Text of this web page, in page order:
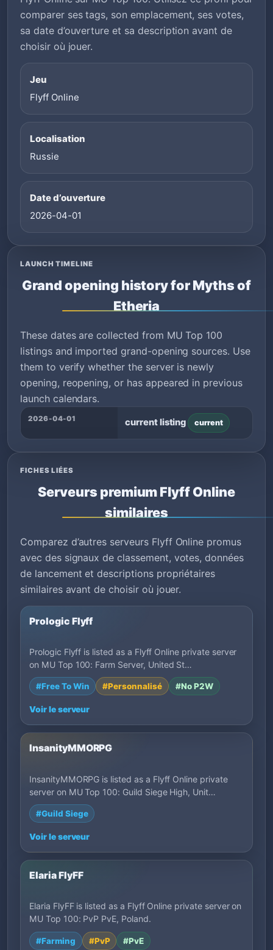
comparer ses tags, son emplacement, ses votes,
sa date d’ouverture et sa description avant de
choisir où jouer.
Jeu
Flyff Online
Localisation
Russie
Date d’ouverture
2026-04-01
LAUNCH TIMELINE
Grand opening history for Myths of
Etheria
These dates are collected from MU Top 100
listings and imported grand-opening sources. Use
them to verify whether the server is newly
opening, reopening, or has appeared in previous
launch calendars.
2026-04-01 current listing current
FICHES LIÉES
Serveurs premium Flyff Online
similaires
Comparez d’autres serveurs Flyff Online promus
avec des signaux de classement, votes, données
de lancement et descriptions propriétaires
similaires avant de choisir où jouer.
Prologic Flyff
Prologic Flyff is listed as a Flyff Online private server
on MU Top 100: Farm Server, United St…
#Free To Win #Personnalisé #No P2W
Voir le serveur
InsanityMMORPG
InsanityMMORPG is listed as a Flyff Online private
server on MU Top 100: Guild Siege High, Unit…
#Guild Siege
Voir le serveur
Elaria FlyFF
Elaria FlyFF is listed as a Flyff Online private server on
MU Top 100: PvP PvE, Poland.
#Farming #PvP #PvE